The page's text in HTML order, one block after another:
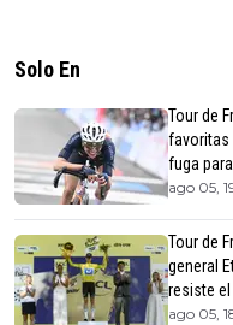
Solo En
Tour de
favoritas
fuga
ago 05,
Tour de
general
resiste
ago 05,